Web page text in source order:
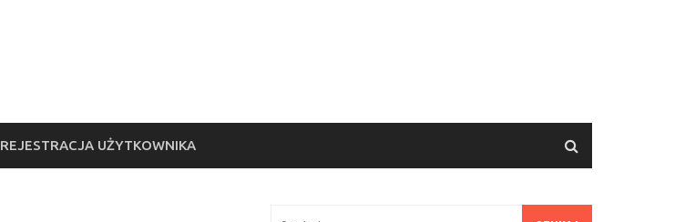
REJESTRACJA UŻYTKOWNIKA